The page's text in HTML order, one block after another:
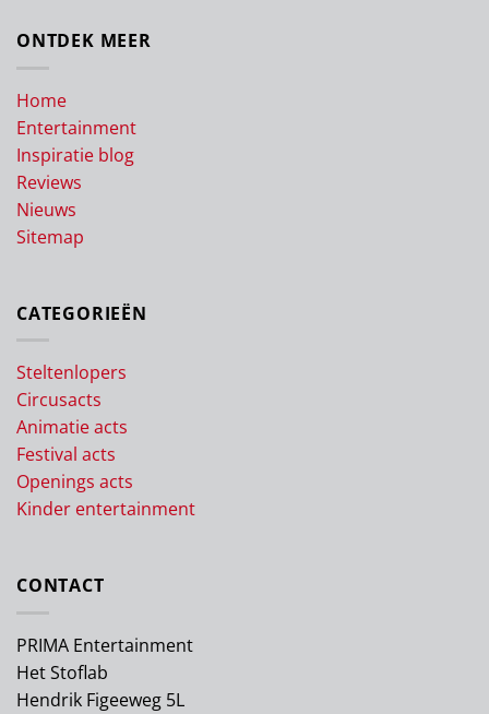
ONTDEK MEER
Home
Entertainment
Inspiratie blog
Reviews
Nieuws
Sitemap
CATEGORIEËN
Steltenlopers
Circusacts
Animatie acts
Festival acts
Openings acts
Kinder entertainment
CONTACT
PRIMA Entertainment
Het Stoflab
Hendrik Figeeweg 5L